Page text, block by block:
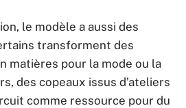
le modèle a aussi des
transforment des
matières pour la mode ou la
des copeaux issus d’ateliers
comme ressource pour du